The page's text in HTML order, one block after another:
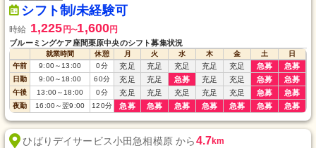
シフト制/未経験可
時給 1,225 円〜1,600円
ブルーミングケア座間栗原中央のシフト募集状況
就業時間 休憩 月 火 水 木 金 土
日
午前
9:00～13:00 0分 充足 充足 充足 充足 充足 急募 急募
日勤 9:00～18:00 60分 充足 充足 急募 充足 充足 急募 急募
午後 13:00～18:00 0分 充足 充足 充足 充足 充足 急募 急募
夜勤 16:00～翌9:00 120分 急募 急募 急募 急募 急募 急募 急募
ひばりデイサービス小田急相模原 から4.7km